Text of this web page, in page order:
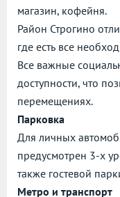
магазин, кофейня.
Район Строгино
где есть все
Все важные
доступности, что
перемещениях.
Парковка
Для личных
предусмотрен 3-х
также гостевой
Метро и транспорт